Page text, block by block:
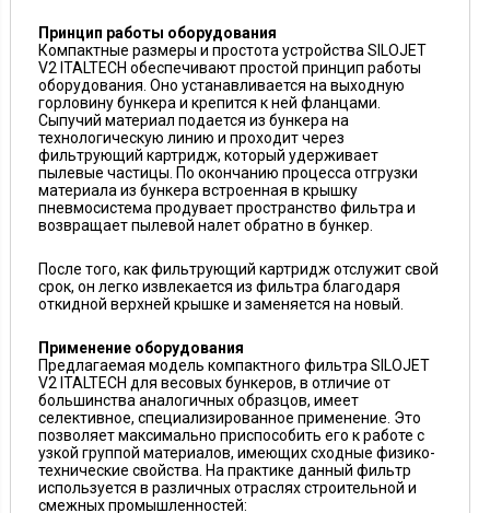
Принцип работы оборудования
Компактные размеры и простота устройства SILOJET
V2 ITALTECH обеспечивают простой принцип работы
оборудования. Оно устанавливается на выходную
горловину бункера и крепится к ней фланцами.
Сыпучий материал подается из бункера на
технологическую линию и проходит через
фильтрующий картридж, который удерживает
пылевые частицы. По окончанию процесса отгрузки
материала из бункера встроенная в крышку
пневмосистема продувает пространство фильтра и
возвращает пылевой налет обратно в бункер.
После того, как фильтрующий картридж отслужит свой
срок, он легко извлекается из фильтра благодаря
откидной верхней крышке и заменяется на новый.
Применение оборудования
Предлагаемая модель компактного фильтра SILOJET
V2 ITALTECH для весовых бункеров, в отличие от
большинства аналогичных образцов, имеет
селективное, специализированное применение. Это
позволяет максимально приспособить его к работе с
узкой группой материалов, имеющих сходные физико-
технические свойства. На практике данный фильтр
используется в различных отраслях строительной и
смежных промышленностей: